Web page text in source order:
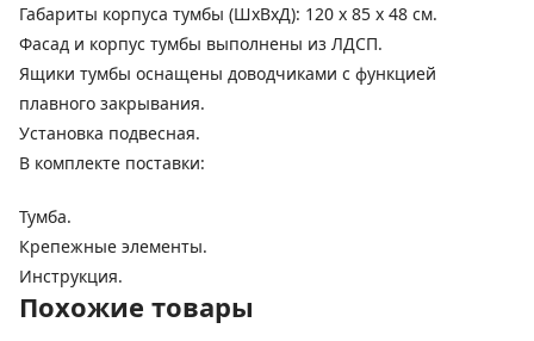
Габариты корпуса тумбы (ШхВхД): 120 х 85 х 48 см.
Фасад и корпус тумбы выполнены из ЛДСП.
Ящики тумбы оснащены доводчиками с функцией
плавного закрывания.
Установка подвесная.
В комплекте поставки:
Тумба.
Крепежные элементы.
Инструкция.
Похожие товары